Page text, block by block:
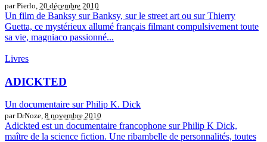
par Pierlo, 20 décembre 2010
Un film de Banksy sur Banksy, sur le street art ou sur Thierry
Guetta, ce mystérieux allumé français filmant compulsivement toute
sa vie, magniaco passionné...
Livres
ADICKTED
Un documentaire sur Philip K. Dick
par DrNoze, 8 novembre 2010
Adickted est un documentaire francophone sur Philip K Dick,
maître de la science fiction. Une ribambelle de personnalités, toutes